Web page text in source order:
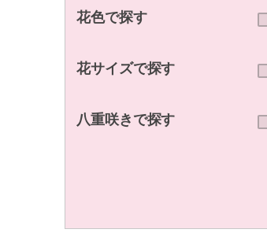
花色で探す
花サイズで探す
八重咲きで探す